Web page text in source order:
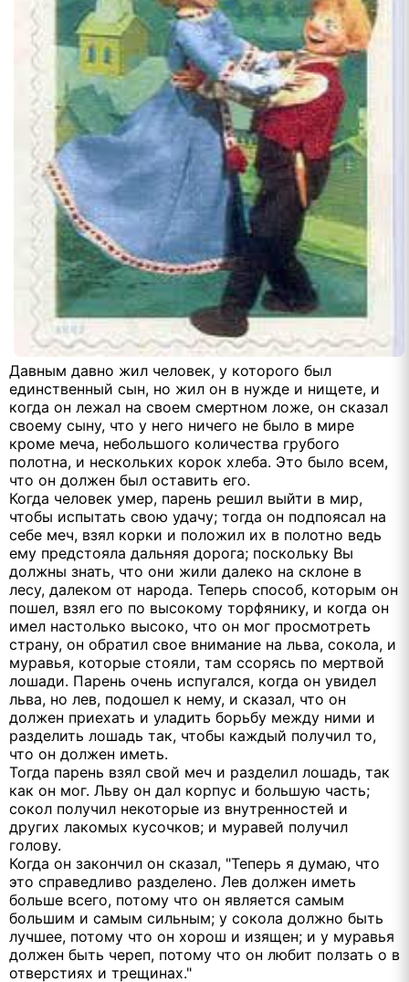
Давным давно жил человек, у которого был
единственный сын, но жил он в нужде и нищете, и
когда он лежал на своем смертном ложе, он сказал
своему сыну, что у него ничего не было в мире
кроме меча, небольшого количества грубого
полотна, и нескольких корок хлеба. Это было всем,
что он должен был оставить его.
Когда человек умер, парень решил выйти в мир,
чтобы испытать свою удачу; тогда он подпоясал на
себе меч, взял корки и положил их в полотно ведь
ему предстояла дальняя дорога; поскольку Вы
должны знать, что они жили далеко на склоне в
лесу, далеком от народа. Теперь способ, которым он
пошел, взял его по высокому торфянику, и когда он
имел настолько высоко, что он мог просмотреть
страну, он обратил свое внимание на льва, сокола, и
муравья, которые стояли, там ссорясь по мертвой
лошади. Парень очень испугался, когда он увидел
льва, но лев, подошел к нему, и сказал, что он
должен приехать и уладить борьбу между ними и
разделить лошадь так, чтобы каждый получил то,
что он должен иметь.
Тогда парень взял свой меч и разделил лошадь, так
как он мог. Льву он дал корпус и большую часть;
сокол получил некоторые из внутренностей и
других лакомых кусочков; и муравей получил
голову.
Когда он закончил он сказал, "Теперь я думаю, что
это справедливо разделено. Лев должен иметь
больше всего, потому что он является самым
большим и самым сильным; у сокола должно быть
лучшее, потому что он хорош и изящен; и у муравья
должен быть череп, потому что он любит ползать о в
отверстиях и трещинах."